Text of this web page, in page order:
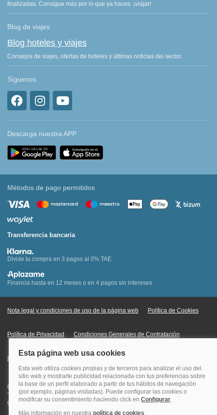
finalizadas. Consigue más por lo que ya haces: ¡viajar!
Blog de viajes
Blog hoteles y viajes
Consejos de viajes, ofertas de hoteles y últimas noticias del sector.
Síguenos
Descarga nuestra APP
Métodos de pago permitidos
Transferencia bancaria
Divide tu compra en 3 pagos al 0% TAE
Financia hasta en 12 meses o en 4 pagos sin intereses
Nota legal y condiciones de uso de la página web Política de Cookies
Política de Privacidad Condiciones Generales de Contratación
Información Legal sobre Mercados en Línea
Quehoteles.com - Especialistas en hoteles © Copyright Veturis Travel S.A.
Todos los derechos reservados. Autorización nº I-AV0000879.4 Tel: +34
915759999